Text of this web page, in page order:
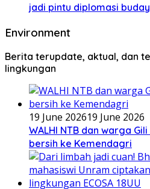
jadi pintu diplomasi
Environment
Berita terupdate, aktual, dan
lingkungan
19 June 202619 June 2026
WALHI NTB dan warga
bersih ke Kemendagri